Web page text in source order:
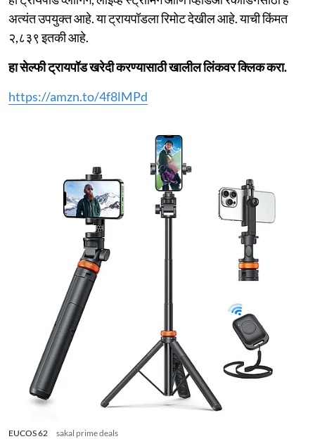
अत्यंत उपयुक्त आहे. या ट्रायपॉडला रिमोट देखील आहे. याची किंमत
२,८३९ इतकी आहे.
हा सेल्फी ट्रायपॉड खरेदी करण्यासाठी खालील लिंकवर क्लिक करा.
https://amzn.to/4f8lMPd
EUCOS 62 sakal prime deals